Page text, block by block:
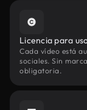
Licencia para
Cada vídeo está
sociales. Sin
obligatoria.